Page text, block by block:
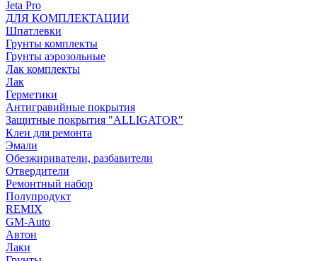
Jeta Pro
ДЛЯ КОМПЛЕКТАЦИИ
Шпатлевки
Грунты комплекты
Грунты аэрозольные
Лак комплекты
Лак
Герметики
Антигравийные покрытия
Защитные покрытия "ALLIGATOR"
Клеи для ремонта
Эмали
Обезжириватели, разбавители
Отвердители
Ремонтный набор
Полупродукт
REMIX
GM-Auto
Автон
Лаки